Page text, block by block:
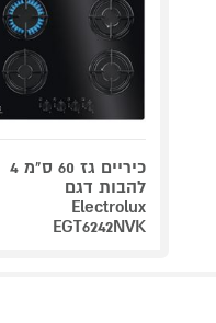
כיריים גז 60 ס"מ 4
להבות דגם
Electrolux
EGT6242NVK